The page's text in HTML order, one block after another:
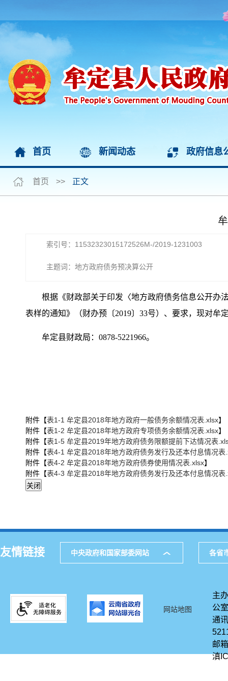
首页 新闻动态 政府信息
首页 >> 正文
索引号：11532323015172526M-/2019-1231003
主题词：地方政府债务预决算公开
根据《财政部关于印发〈地方政府债务信息公开办
表样的通知》（财办预〔2019〕33号）、要求，现对牟
牟定县财政局：0878-5221966。
附件【表1-1 牟定县2018年地方政府一般债务余额情况表.xlsx】
附件【表1-2 牟定县2018年地方政府专项债务余额情况表.xlsx】
附件【表1-5 牟定县2019年地方政府债务限额提前下达情况表
附件【表4-1 牟定县2018年地方政府债务发行及还本付息情况表
附件【表4-2 牟定县2018年地方政府债券使用情况表.xlsx】
附件【表4-3 牟定县2018年地方政府债务发行及还本付息情况表
友情链接 中央政府和国家部委网站 各省
网站地图
主
公室
通
邮
滇